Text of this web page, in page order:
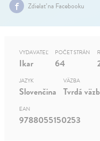
Zdielať na Facebooku
VYDAVATEĽ
Ikar
POČET STRÁN
64
JAZYK
Slovenčina
VÄZBA
Tvrdá
EAN
9788055150253